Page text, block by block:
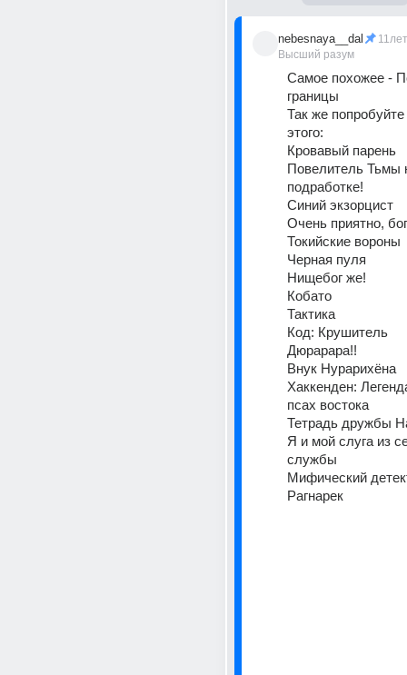
nebesnaya__dal
Высший разум
11лет
Самое похожее -
границы
Так же попробуйте
этого:
Кровавый парень
Повелитель Тьмы
подработке!
Синий экзорцист
Очень приятно, бог
Токийские вороны
Черная пуля
Нищебог же!
Кобато
Тактика
Код: Крушитель
Дюрарара!!
Внук Нурарихёна
Хаккенден:
псах востока
Тетрадь дружбы
Я и мой слуга из
службы
Мифический
Рагнарек